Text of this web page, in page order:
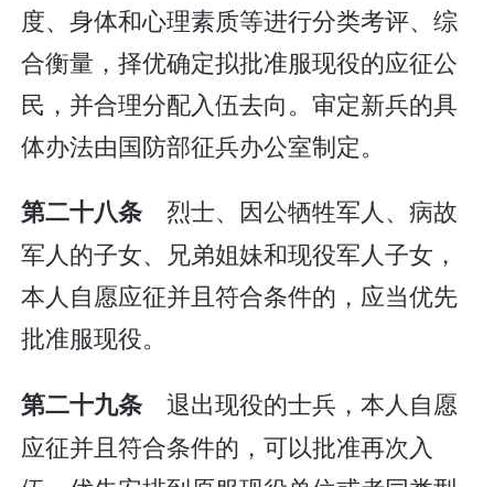
度、身体和心理素质等进行分类考评、综
合衡量，择优确定拟批准服现役的应征公
民，并合理分配入伍去向。审定新兵的具
体办法由国防部征兵办公室制定。
第二十八条 烈士、因公牺牲军人、病故
军人的子女、兄弟姐妹和现役军人子女，
本人自愿应征并且符合条件的，应当优先
批准服现役。
第二十九条 退出现役的士兵，本人自愿
应征并且符合条件的，可以批准再次入